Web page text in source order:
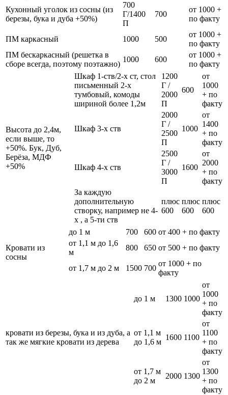
Кухонный уголок из сосны (из
березы, бука и дуба +50%)
700
Г/1400
П
700
от 1000 +
по факту
ПМ каркасный 1000 500
от 1000 +
по факту
ПМ бескаркасный (решетка в
сборе всегда, поэтому поэтажно)
1000 600
от 1000 +
по факту
Высота до 2,4м,
если выше, то
+50%. Бук, Дуб,
Берёза, МДФ
+50%
Шкаф 1-ств/2-х ст, стол
письменный 2-х
тумбовый, комоды
шириной более 1,2м
1200
Г /
2000
П
600
от
1000
+ по
факту
Шкаф 3-х ств
2000
Г /
2500
П
1000
от
1400
+ по
факту
Шкаф 4-х ств
2500
Г /
3000
П
1600
от
2000
+ по
факту
За каждую
дополнительную
створку, например не 4-
х , а 5-ти ств
плюс
600
плюс
600
плюс
600
Кровати из
сосны
до 1 м 700 600 от 400 + по факту
от 1,1 м до 1,6
м
800 650 от 500 + по факту
от 1,7 м до 2 м 1500 700
от 1000 + по
факту
кровати из березы, бука и из дуба, а
так же мягкие кровати из дерева
до 1 м 1300 1000
от
1000
+ по
факту
от 1,1 м
до 1,6 м
1600 1100
от
1100
+ по
факту
от 1,7 м
до 2 м
2000 1300
от
1300
+ по
факту